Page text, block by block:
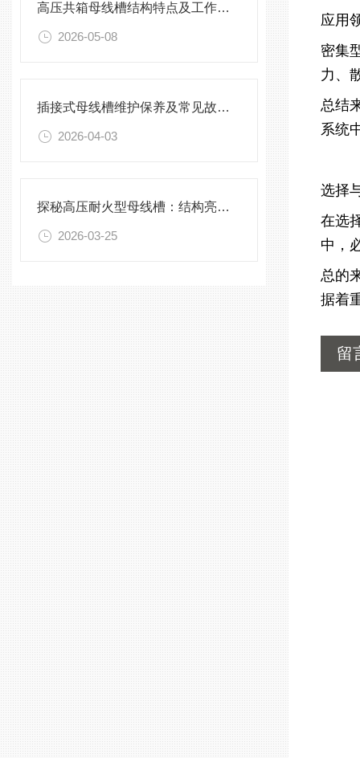
高压共箱母线槽结构特点及工作原理
2026-05-08
插接式母线槽维护保养及常见故障处理指南
2026-04-03
探秘高压耐火型母线槽：结构亮点与实用效能
2026-03-25
应用
密集
力、
总结
系统
选择
在选
中，
总的
据着
留